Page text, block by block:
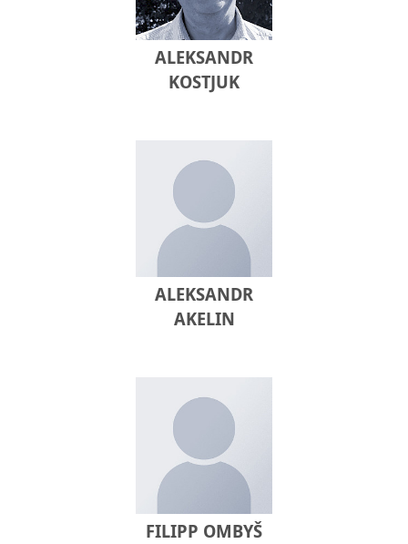
ALEKSANDR
KOSTJUK
ALEKSANDR
AKELIN
FILIPP OMBYŠ